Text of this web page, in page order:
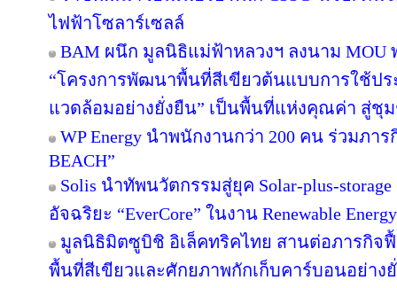
ไฟฟ้าโซลาร์เซลล์
BAM ผนึก มูลนิธิแม่ฟ้าหลวงฯ ลงนาม MOU
“โครงการพัฒนาพื้นที่สีเขียวต้นแบบการใช้ป
แวดล้อมอย่างยั่งยืน” เป็นพื้นที่แห่งคุณค่า สู่ชุ
WP Energy นำพนักงานกว่า 200 คน ร่วมภาร
BEACH”
Solis นำทัพนวัตกรรมสู่ยุค Solar-plus-
อัจฉริยะ “EverCore” ในงาน Renewable
มูลนิธิมิตซูบิชิ อิเล็คทริคไทย สานต่อภารกิ
พื้นที่สีเขียวและศักยภาพกักเก็บคาร์บอนอย่าง